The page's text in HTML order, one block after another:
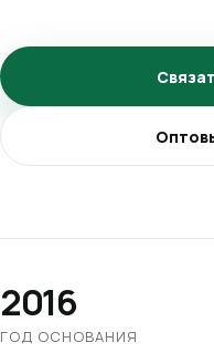
2016
ГОД ОСНОВАНИЯ